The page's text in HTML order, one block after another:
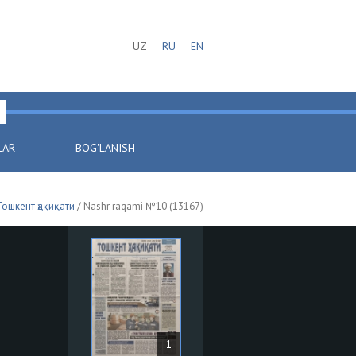
UZ RU EN
BOG'LANISH
ҳақиқати / Nashr raqami №10 (13167)
1